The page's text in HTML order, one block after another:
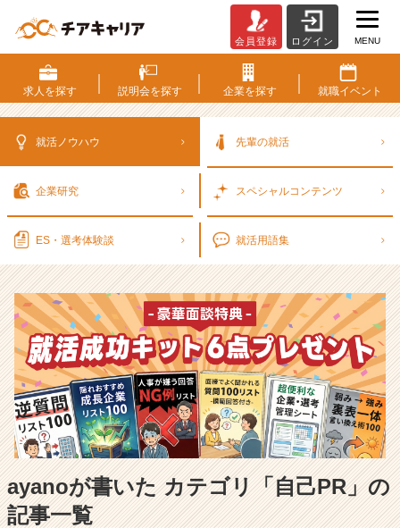
考
対
策・
ウ
ベ
ン
チ
ャ
ー・
成
長
企
業
か
ら
ス
会員登録 ログイン MENU
求人を探す 説明会を探す 企業を探す 就職イベント
就活ノウハウ 先輩の就活
企業研究 スペシャルコンテンツ
ES・選考体験談 就活用語集
ayanoが書いた カテゴリ「自己PR」の
記事一覧